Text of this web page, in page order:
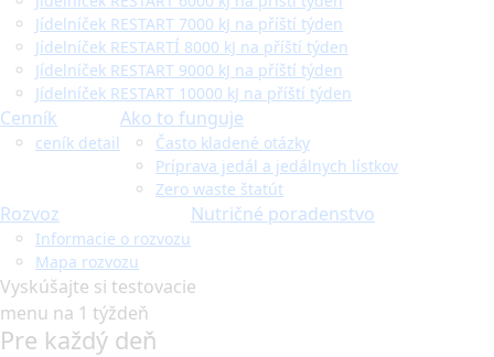
Jídelníček RESTART 7000 kJ na příští týden
Jídelníček RESTARTÍ 8000 kJ na příští týden
Jídelníček RESTART 9000 kJ na příští týden
Jídelníček RESTART 10000 kJ na příští týden
Cenník
ceník detail
Ako to funguje
Často kladené otázky
Príprava jedál a jedálnych lístkov
Zero waste štatút
Rozvoz
Informacie o rozvozu
Mapa rozvozu
Nutričné poradenstvo
Vyskúšajte si testovacie
menu na 1 týždeň
Pre každý deň